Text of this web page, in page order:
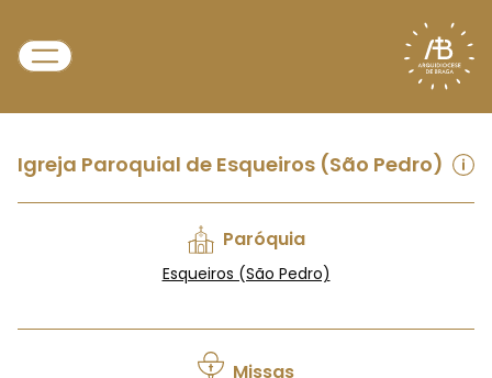
Igreja Paroquial de Esqueiros (São Pedro)
Paróquia
Esqueiros (São Pedro)
Missas